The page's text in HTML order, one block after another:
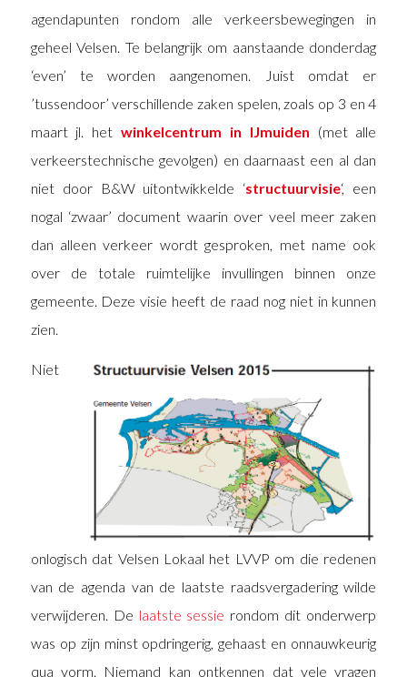
agendapunten rondom alle verkeersbewegingen in
geheel Velsen. Te belangrijk om aanstaande donderdag
‘even’ te worden aangenomen. Juist omdat er
’tussendoor’ verschillende zaken spelen, zoals op 3 en 4
maart jl. hetwinkelcentrum in IJmuiden (met alle
verkeerstechnische gevolgen) en daarnaast een al dan
niet door B&W uitontwikkelde ‘structuurvisie‘, een
nogal ‘zwaar’ document waarin over veel meer zaken
dan alleen verkeer wordt gesproken, met name ook
over de totale ruimtelijke invullingen binnen onze
gemeente. Deze visie heeft de raad nog niet in kunnen
zien.
Niet
onlogisch dat Velsen Lokaal het LVVP om die redenen
van de agenda van de laatste raadsvergadering wilde
verwijderen. De laatste sessie rondom dit onderwerp
was op zijn minst opdringerig, gehaast en onnauwkeurig
qua vorm. Niemand kan ontkennen dat vele vragen